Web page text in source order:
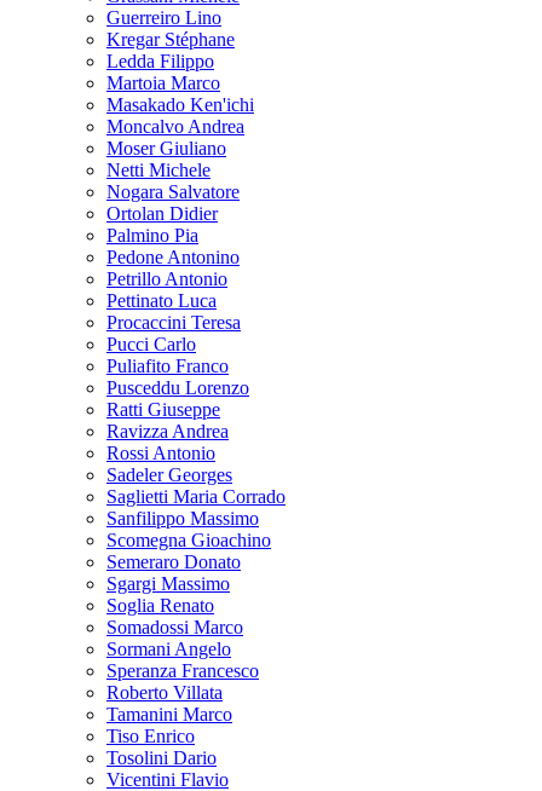
Guerreiro Lino
Kregar Stéphane
Ledda Filippo
Martoia Marco
Masakado Ken'ichi
Moncalvo Andrea
Moser Giuliano
Netti Michele
Nogara Salvatore
Ortolan Didier
Palmino Pia
Pedone Antonino
Petrillo Antonio
Pettinato Luca
Procaccini Teresa
Pucci Carlo
Puliafito Franco
Pusceddu Lorenzo
Ratti Giuseppe
Ravizza Andrea
Rossi Antonio
Sadeler Georges
Saglietti Maria Corrado
Sanfilippo Massimo
Scomegna Gioachino
Semeraro Donato
Sgargi Massimo
Soglia Renato
Somadossi Marco
Sormani Angelo
Speranza Francesco
Roberto Villata
Tamanini Marco
Tiso Enrico
Tosolini Dario
Vicentini Flavio